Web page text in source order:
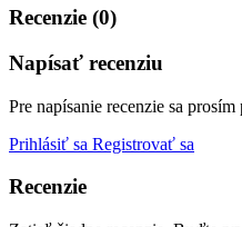
Recenzie (0)
Napísať recenziu
Pre napísanie recenzie sa prosím
Prihlásiť sa Registrovať sa
Recenzie